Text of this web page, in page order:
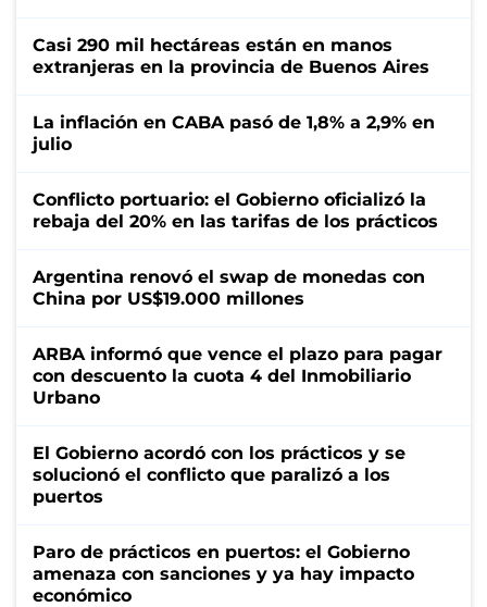
Casi 290 mil hectáreas están en manos
extranjeras en la provincia de Buenos Aires
La inflación en CABA pasó de 1,8% a 2,9% en
julio
Conflicto portuario: el Gobierno oficializó la
rebaja del 20% en las tarifas de los prácticos
Argentina renovó el swap de monedas con
China por US$19.000 millones
ARBA informó que vence el plazo para pagar
con descuento la cuota 4 del Inmobiliario
Urbano
El Gobierno acordó con los prácticos y se
solucionó el conflicto que paralizó a los
puertos
Paro de prácticos en puertos: el Gobierno
amenaza con sanciones y ya hay impacto
económico